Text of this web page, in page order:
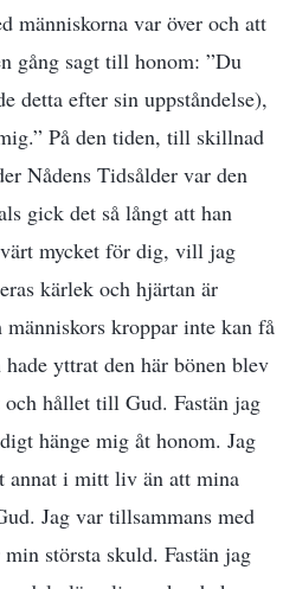
människorna var över och att
gång sagt till honom: ”Du
detta efter sin uppståndelse),
På den tiden, till skillnad
Nådens Tidsålder var den
gick det så långt att han
värt mycket för dig, vill jag
kärlek och hjärtan är
kroppar inte kan få
yttrat den här bönen blev
hållet till Gud. Fastän jag
hänge mig åt honom. Jag
annat i mitt liv än att mina
Jag var tillsammans med
största skuld. Fastän jag